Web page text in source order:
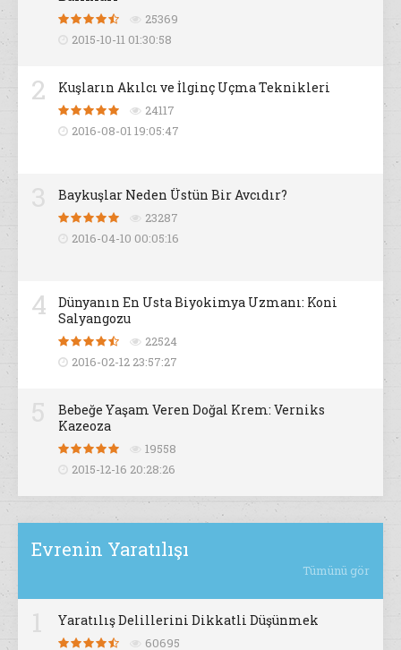
25369
2015-10-11 01:30:58
2 Kuşların Akılcı ve İlginç Uçma Teknikleri
24117
2016-08-01 19:05:47
Baykuşlar Neden Üstün Bir Avcıdır?
23287
2016-04-10 00:05:16
4
Dünyanın En Usta Biyokimya Uzmanı: Koni
Salyangozu
22524
2016-02-12 23:57:27
Bebeğe Yaşam Veren Doğal Krem: Verniks
Kazeoza
19558
2015-12-16 20:28:26
Evrenin Yaratılışı
Tümünü gör
Yaratılış Delillerini Dikkatli Düşünmek
60695